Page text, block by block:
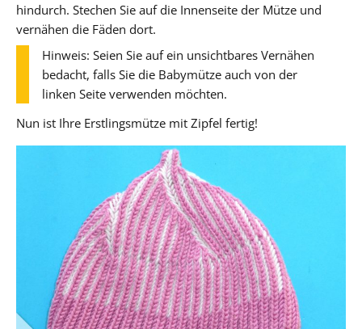
hindurch. Stechen Sie auf die Innenseite der Mütze und
vernähen die Fäden dort.
Hinweis: Seien Sie auf ein unsichtbares Vernähen
bedacht, falls Sie die Babymütze auch von der
linken Seite verwenden möchten.
Nun ist Ihre Erstlingsmütze mit Zipfel fertig!